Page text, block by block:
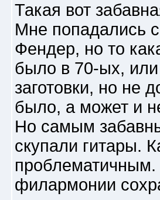
Такая вот
Мне попадались
Фендер, но то
было в 70-ых,
заготовки, но не
было, а может и
Но самым
скупали гитары.
проблематичным.
филармонии